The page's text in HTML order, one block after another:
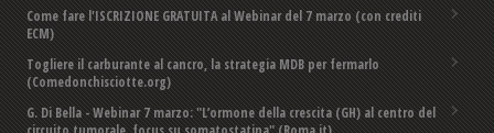
Come fare l'ISCRIZIONE GRATUITA al Webinar del 7 marzo (con crediti
ECM)
Togliere il carburante al cancro, la strategia MDB per fermarlo
(Comedonchisciotte.org)
G. Di Bella - Webinar 7 marzo: "L’ormone della crescita (GH) al centro del